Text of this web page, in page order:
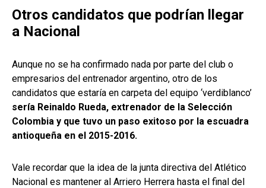
Otros candidatos que podrían llegar
a Nacional
Aunque no se ha confirmado nada por parte del club o
empresarios del entrenador argentino, otro de los
candidatos que estaría en carpeta del equipo ‘verdiblanco’
sería Reinaldo Rueda, extrenador de la Selección
Colombia y que tuvo un paso exitoso por la escuadra
antioqueña en el 2015-2016.
Vale recordar que la idea de la junta directiva del Atlético
Nacional es mantener al Arriero Herrera hasta el final del